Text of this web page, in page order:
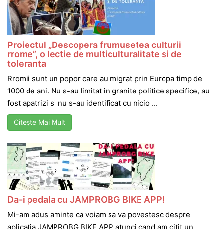
Proiectul „Descopera frumusetea culturii
rrome”, o lectie de multiculturalitate si de
toleranta
Rromii sunt un popor care au migrat prin Europa timp de
1000 de ani. Nu s-au limitat in granite politice specifice, au
fost apatrizi si nu s-au identificat cu nicio ...
Citește Mai Mult
Da-i pedala cu JAMPROBG BIKE APP!
Mi-am adus aminte ca voiam sa va povestesc despre
aplicatia JAMPROBG BIKE APP atunci cand am citit un